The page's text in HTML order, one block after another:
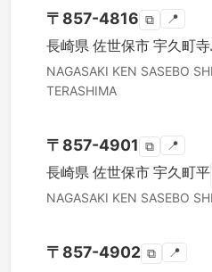
〒 857-4816 ⧉ 📍
長崎県 佐世保市 宇久町
NAGASAKI KEN SASEBO SHI
TERASHIMA
〒 857-4901 ⧉ 📍
長崎県 佐世保市 宇久町平
NAGASAKI KEN SASEBO SHI
〒 857-4902 ⧉ 📍